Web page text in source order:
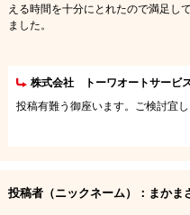
える時間を十分にとれたので満足し
ました。
株式会社 トーワオートサービ
投稿有難う御座います。ご検討宜し
投稿者（ニックネーム）：まかま